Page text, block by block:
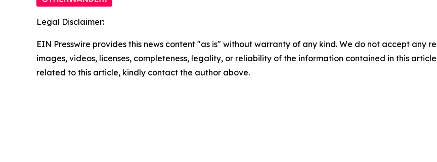
Legal Disclaimer:
EIN Presswire provides this news content "as is" without warranty of any kind. We do not accept any
images, videos, licenses, completeness, legality, or reliability of the information contained in this
related to this article, kindly contact the author above.